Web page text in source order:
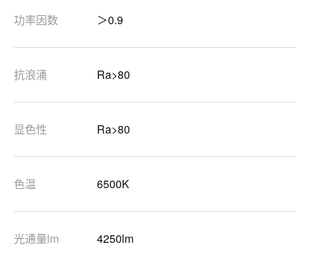
功率因数 ＞0.9
抗浪涌 Ra>80
显色性 Ra>80
色温 6500K
光通量lm 4250lm